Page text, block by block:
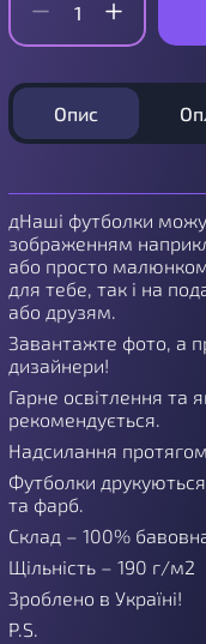
Опис
дНаші футболки
зображенням
або просто
для тебе, так і на
або друзям.
Завантажте фото, а
дизайнери!
Гарне освітлення та
рекомендується.
Надсилання
Футболки
та фарб.
Склад – 100%
Щільність – 190 г/м2
Зроблено в Україні!
P.S.